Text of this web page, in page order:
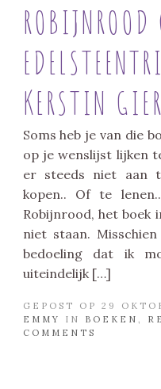
ROBIJNROOD
KERSTIN GIER
Soms heb je van die
op je wenslijst lijken
er steeds niet aan
kopen.. Of te
Robijnrood, het boek
niet staan.
bedoeling dat ik
uiteindelijk […]
GEPOST OP 29
EMMY
IN BOEKEN
COMMENTS